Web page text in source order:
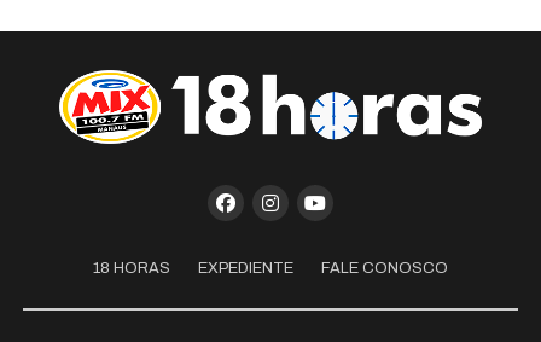
18 HORAS EXPEDIENTE FALE CONOSCO